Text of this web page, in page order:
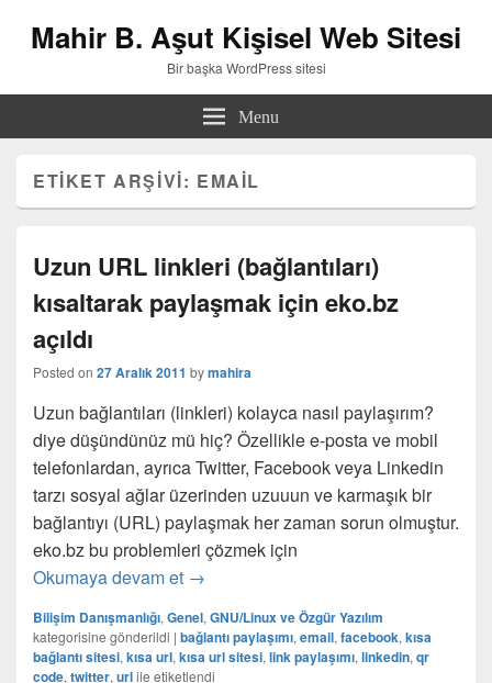
Mahir B. Aşut Kişisel Web Sitesi
Bir başka WordPress sitesi
Menu
ETIKET ARŞIVI: EMAIL
Uzun URL linkleri (bağlantıları)
kısaltarak paylaşmak için eko.bz
açıldı
Posted on 27 Aralık 2011 bymahira
Uzun bağlantıları (linkleri) kolayca nasıl paylaşırım?
diye düşündünüz mü hiç? Özellikle e-posta ve mobil
telefonlardan, ayrıca Twitter, Facebook veya Linkedin
tarzı sosyal ağlar üzerinden uzuuun ve karmaşık bir
bağlantıyı (URL) paylaşmak her zaman sorun olmuştur.
eko.bz bu problemleri çözmek için
Okumaya devam et Uzun URL linkleri (bağlantıları)
→
Bilişim Danışmanlığı, Genel, GNU/Linux ve Özgür Yazılım
kategorisine gönderildi | bağlantı paylaşımı, email, facebook, kısa
bağlantı sitesi, kısa url, kısa url sitesi, link paylaşımı, linkedin, qr
code, twitter, urlile etiketlendi